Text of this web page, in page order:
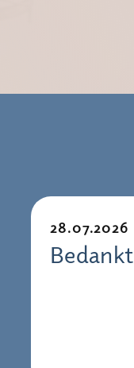
28.07.2026
Bedankt